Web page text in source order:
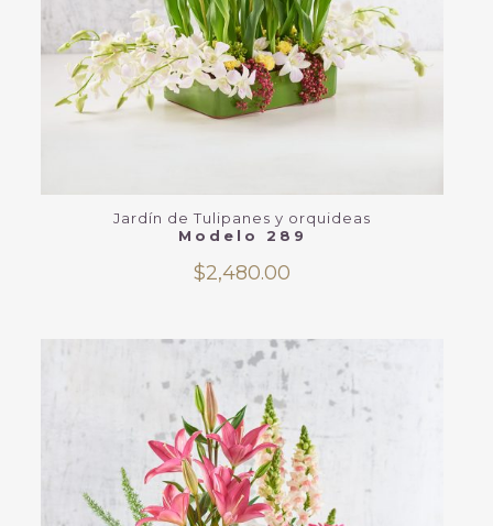
Jardín de Tulipanes y orquideas
Modelo 289
$2,480.00